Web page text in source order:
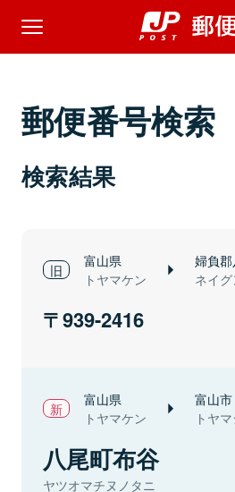
郵便番号検索
検索結果
富山県
トヤマケン
婦負
ネイ
939-2416
富山県
トヤマケン
富山市
トヤ
八尾町布谷
ヤツオマチヌノタニ